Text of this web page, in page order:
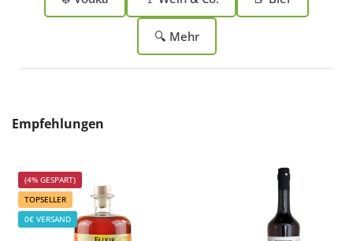
🔍 Mehr
Produktgalerie überspringen
Empfehlungen
(4% GESPART)
TOPSELLER
0€ VERSAND